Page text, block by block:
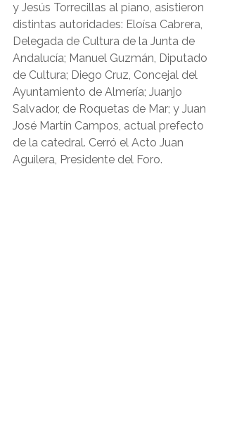
y Jesús Torrecillas al piano, asistieron
distintas autoridades: Eloísa Cabrera,
Delegada de Cultura de la Junta de
Andalucía; Manuel Guzmán, Diputado
de Cultura; Diego Cruz, Concejal del
Ayuntamiento de Almería; Juanjo
Salvador, de Roquetas de Mar; y Juan
José Martín Campos, actual prefecto
de la catedral. Cerró el Acto Juan
Aguilera, Presidente del Foro.